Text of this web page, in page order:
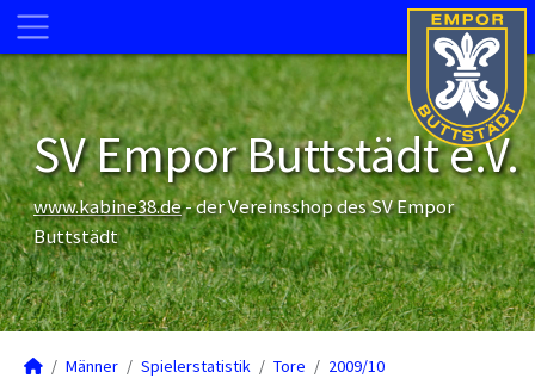
SV Empor Buttstädt e.V.
www.kabine38.de- der Vereinsshop des SV Empor
Buttstädt
Männer Spielerstatistik Tore
2009/10